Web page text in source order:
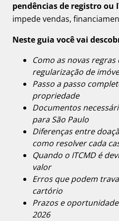
pendências de registro ou
impede vendas,
Neste guia você vai
Como as novas
regularização de
Passo a passo
propriedade
Documentos
para São Paulo
Diferenças entre
como resolver cada
Quando o ITCMD é
valor
Erros que podem
cartório
Prazos e
2026